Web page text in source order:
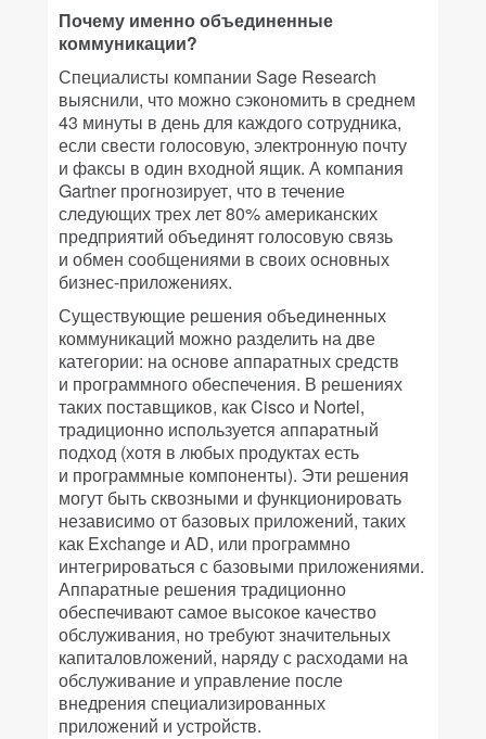
Почему именно объединенные
коммуникации?
Специалисты компании Sage Research
выяснили, что можно сэкономить в среднем
43 минуты в день для каждого сотрудника,
если свести голосовую, электронную почту
и факсы в один входной ящик. А компания
Gartner прогнозирует, что в течение
следующих трех лет 80% американских
предприятий объединят голосовую связь
и обмен сообщениями в своих основных
бизнес-приложениях.
Существующие решения объединенных
коммуникаций можно разделить на две
категории: на основе аппаратных средств
и программного обеспечения. В решениях
таких поставщиков, как Cisco и Nortel,
традиционно используется аппаратный
подход (хотя в любых продуктах есть
и программные компоненты). Эти решения
могут быть сквозными и функционировать
независимо от базовых приложений, таких
как Exchange и AD, или программно
интегрироваться с базовыми приложениями.
Аппаратные решения традиционно
обеспечивают самое высокое качество
обслуживания, но требуют значительных
капиталовложений, наряду с расходами на
обслуживание и управление после
внедрения специализированных
приложений и устройств.